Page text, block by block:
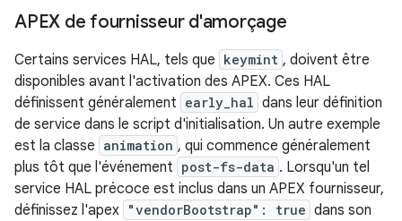
APEX de fournisseur d'amorçage
Certains services HAL, tels que keymint , doivent être
disponibles avant l'activation des APEX. Ces HAL
définissent généralement early_hal dans leur définition
de service dans le script d'initialisation. Un autre exemple
est la classe animation , qui commence généralement
plus tôt que l'événement post-fs-data . Lorsqu'un tel
service HAL précoce est inclus dans un APEX fournisseur,
définissez l'apex "vendorBootstrap": true dans son